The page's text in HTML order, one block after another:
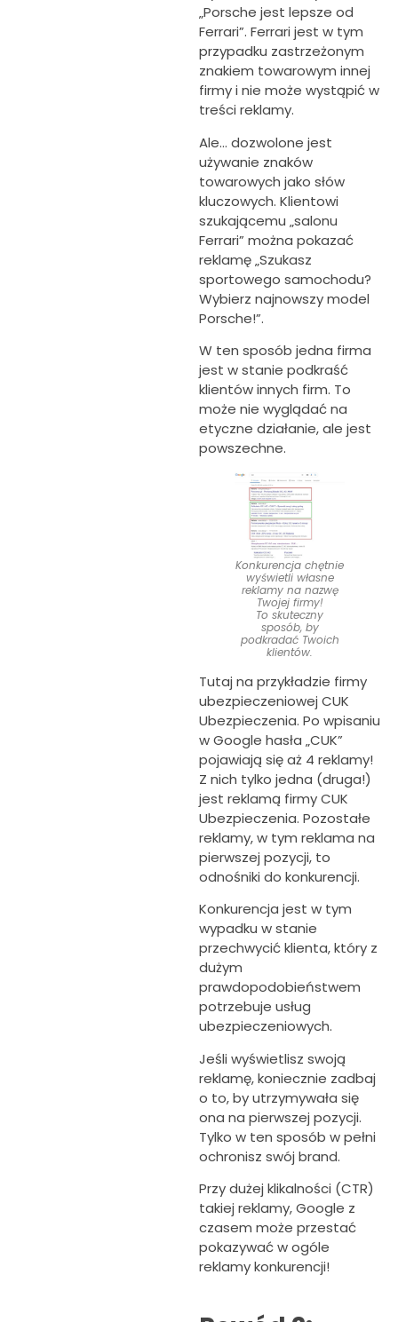
„Porsche jest lepsze od
Ferrari”. Ferrari jest w tym
przypadku zastrzeżonym
znakiem towarowym innej
firmy i nie może wystąpić w
treści reklamy.
Ale… dozwolone jest
używanie znaków
towarowych jako słów
kluczowych. Klientowi
szukającemu „salonu
Ferrari” można pokazać
reklamę „Szukasz
sportowego samochodu?
Wybierz najnowszy model
Porsche!”.
W ten sposób jedna firma
jest w stanie podkraść
klientów innych firm. To
może nie wyglądać na
etyczne działanie, ale jest
powszechne.
Konkurencja chętnie
wyświetli własne
reklamy na nazwę
Twojej firmy!
To skuteczny
sposób, by
podkradać Twoich
klientów.
Tutaj na przykładzie firmy
ubezpieczeniowej CUK
Ubezpieczenia. Po wpisaniu
w Google hasła „CUK”
pojawiają się aż 4 reklamy!
Z nich tylko jedna (druga!)
jest reklamą firmy CUK
Ubezpieczenia. Pozostałe
reklamy, w tym reklama na
pierwszej pozycji, to
odnośniki do konkurencji.
Konkurencja jest w tym
wypadku w stanie
przechwycić klienta, który z
dużym
prawdopodobieństwem
potrzebuje usług
ubezpieczeniowych.
Jeśli wyświetlisz swoją
reklamę, koniecznie zadbaj
o to, by utrzymywała się
ona na pierwszej pozycji.
Tylko w ten sposób w pełni
ochronisz swój brand.
Przy dużej klikalności (CTR)
takiej reklamy, Google z
czasem może przestać
pokazywać w ogóle
reklamy konkurencji!